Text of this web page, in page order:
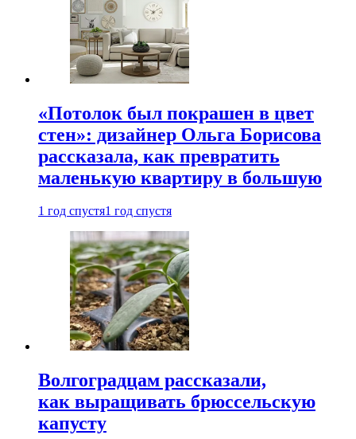
«Потолок был покрашен в цвет
стен»: дизайнер Ольга Борисова
рассказала, как превратить
маленькую квартиру в большую
1 год спустя1 год спустя
Волгоградцам рассказали,
как выращивать брюссельскую
капусту